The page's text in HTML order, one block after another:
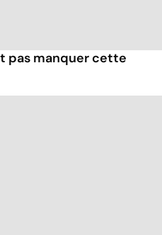
pas manquer cette